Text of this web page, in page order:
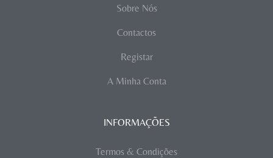
Sobre Nós
Contactos
Registar
A Minha Conta
INFORMAÇÕES
Termos & Condições